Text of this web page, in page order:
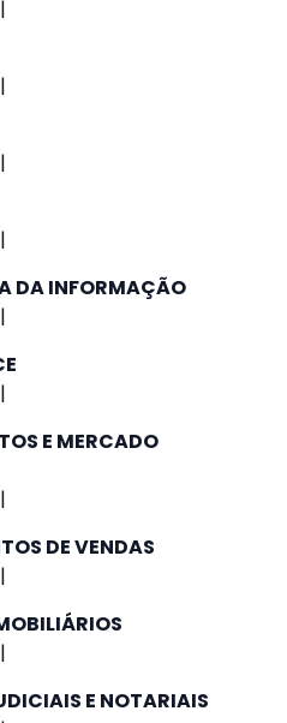
DA INFORMAÇÃO
E MERCADO
DE VENDAS
E NOTARIAIS